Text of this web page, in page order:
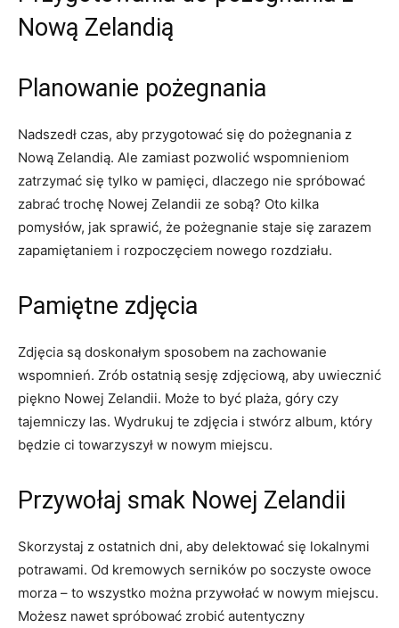
Nową Zelandią
Planowanie pożegnania
Nadszedł czas, aby przygotować⁤ się do pożegnania z
⁢Nową Zelandią. Ale zamiast pozwolić wspomnieniom
zatrzymać się⁣ tylko w ⁤pamięci, dlaczego nie spróbować
zabrać ⁢trochę Nowej Zelandii ze ‌sobą? Oto ⁢kilka‌
pomysłów, jak sprawić, że⁢ pożegnanie staje się zarazem
zapamiętaniem ⁢i rozpoczęciem nowego ⁤rozdziału.
Pamiętne‍ zdjęcia
Zdjęcia są ‍doskonałym sposobem na zachowanie
wspomnień. ‌Zrób‍ ostatnią sesję‌ zdjęciową, aby uwiecznić​
piękno Nowej ​Zelandii. ⁤Może ⁤to⁣ być plaża, góry czy
tajemniczy​ las. Wydrukuj te zdjęcia i stwórz ‌album, który
będzie ci towarzyszył w nowym miejscu.
Przywołaj smak Nowej ⁣Zelandii
Skorzystaj z ⁤ostatnich‍ dni, aby delektować się lokalnymi
‍potrawami. ⁣Od ⁢kremowych serników po soczyste owoce
morza – to wszystko można przywołać w nowym⁤ miejscu.
Możesz nawet spróbować zrobić autentyczny